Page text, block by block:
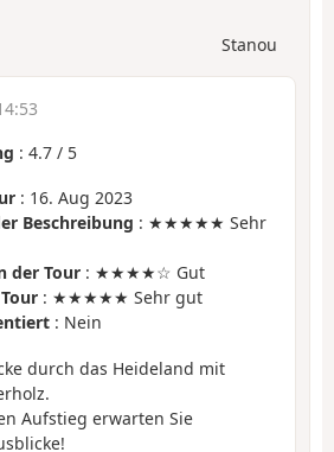
Stanou
: 4.7 / 5
: 16. Aug 2023
Beschreibung : ★★★★★ Sehr
der Tour : ★★★★☆ Gut
: ★★★★★ Sehr gut
: Nein
durch das Heideland mit
Aufstieg erwarten Sie